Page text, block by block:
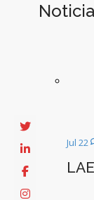
Jul 22